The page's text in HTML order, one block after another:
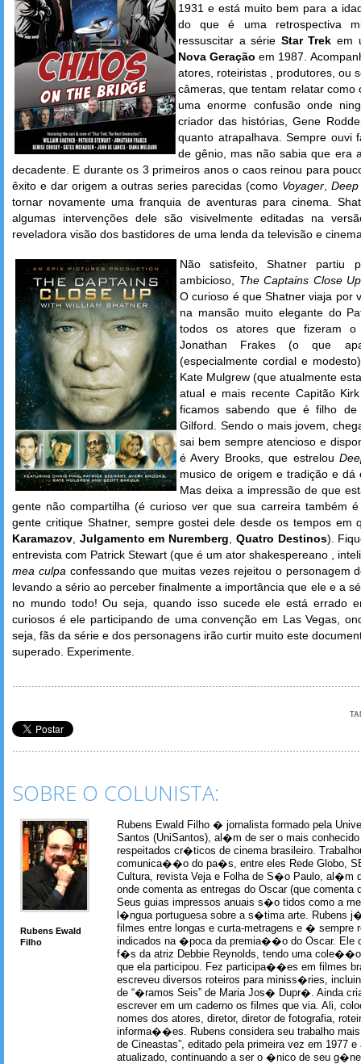
1931 e está muito bem para a
do que é uma retrospectiva
ressuscitar a série Star Trek em
Nova Geração em 1987.
atores, roteiristas , produtores, ou
câmeras, que tentam relatar
uma enorme confusão onde
criador das histórias, Gene
quanto atrapalhava. Sempre ouvi
de gênio, mas não sabia que era
decadente. E durante os 3 primeiros anos o caos reinou para
êxito e dar origem a outras series parecidas (como Voyager,
tornar novamente uma franquia de aventuras para cinema.
algumas intervenções dele são visivelmente editadas na
reveladora visão dos bastidores de uma lenda da televisão e
Não satisfeito, Shatner partiu
ambicioso, The Captains Close Up
O curioso é que Shatner viaja por
na mansão muito elegante do
todos os atores que fizeram
Jonathan Frakes (o que
(especialmente cordial e
Kate Mulgrew (que atualmente
atual e mais recente Capitão
ficamos sabendo que é filho
Gilford. Sendo o mais jovem,
sai bem sempre atencioso e
é Avery Brooks, que estrelou
musico de origem e tradição e dá
Mas deixa a impressão de que
gente não compartilha (é curioso ver que sua carreira também
gente critique Shatner, sempre gostei dele desde os tempos em
Karamazov Julgamento em Nuremberg Quatro Destinos).
entrevista com Patrick Stewart (que é um ator shakespereano ,
mea culpa confessando que muitas vezes rejeitou o personagem
levando a sério ao perceber finalmente a importância que ele e a
no mundo todo! Ou seja, quando isso sucede ele está errado
curiosos é ele participando de uma convenção em Las Vegas,
seja, fãs da série e dos personagens irão curtir muito este
superado. Experimente.
SOBRE O COLUNISTA:
Rubens Ewald
Filho
Rubens Ewald Filho � jornalista formado pela
Santos (UniSantos), al�m de ser o mais
respeitados cr�ticos de cinema brasileiro.
comunica��o do pa�s, entre eles Rede Globo,
Cultura, revista Veja e Folha de S�o Paulo, al�m
onde comenta as entregas do Oscar (que comenta
Seus guias impressos anuais s�o tidos como a
l�ngua portuguesa sobre a s�tima arte. Rubens
filmes entre longas e curta-metragens e � sempre
indicados na �poca da premia��o do Oscar. Ele
f�s da atriz Debbie Reynolds, tendo uma
que ela participou. Fez participa��es em filmes
escreveu diversos roteiros para miniss�ries,
de “�ramos Seis” de Maria Jos� Dupr�. Ainda
escrever em um caderno os filmes que via. Ali,
nomes dos atores, diretor, diretor de fotografia,
informa��es. Rubens considera seu trabalho
de Cineastas”, editado pela primeira vez em 1977 e
atualizado, continuando a ser o �nico de seu